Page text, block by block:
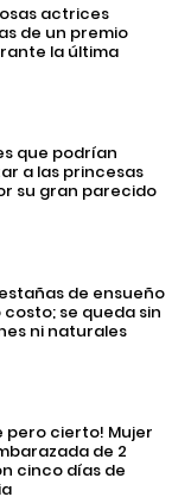
actrices
de un premio
la última
que podrían
a las princesas
su gran parecido
de ensueño
costo; se queda sin
ni naturales
pero cierto! Mujer
de 2
cinco días de